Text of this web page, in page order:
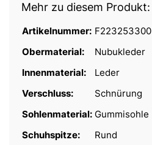
Mehr zu diesem Produkt:
Artikelnummer: F223253300
Obermaterial:
Nubukleder
Innenmaterial:
Leder
Verschluss:
Schnürung
Sohlenmaterial: Gummisohle
Schuhspitze:
Rund